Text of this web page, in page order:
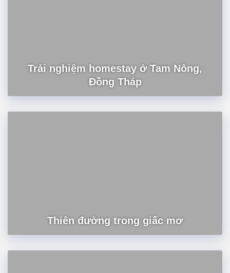
Trải nghiệm homestay ở Tam Nông,
Đồng Tháp
Thiên đường trong giấc mơ